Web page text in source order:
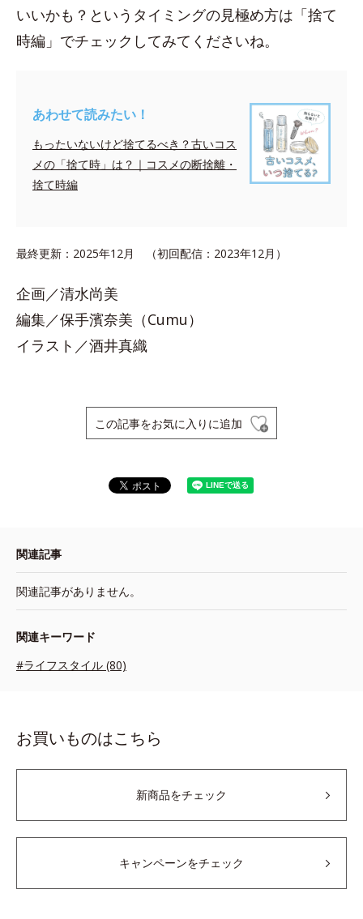
いいかも？というタイミングの見極め方は「捨て
時編」でチェックしてみてくださいね。
あわせて読みたい！
もったいないけど捨てるべき？古いコス
メの「捨て時」は？｜コスメの断捨離・
捨て時編
最終更新：2025年12月 （初回配信：2023年12月）
企画／清水尚美
編集／保手濱奈美（Cumu）
イラスト／酒井真織
この記事をお気に入りに追加
関連記事
関連記事がありません。
関連キーワード
#ライフスタイル (80)
お買いものはこちら
新商品をチェック
キャンペーンをチェック